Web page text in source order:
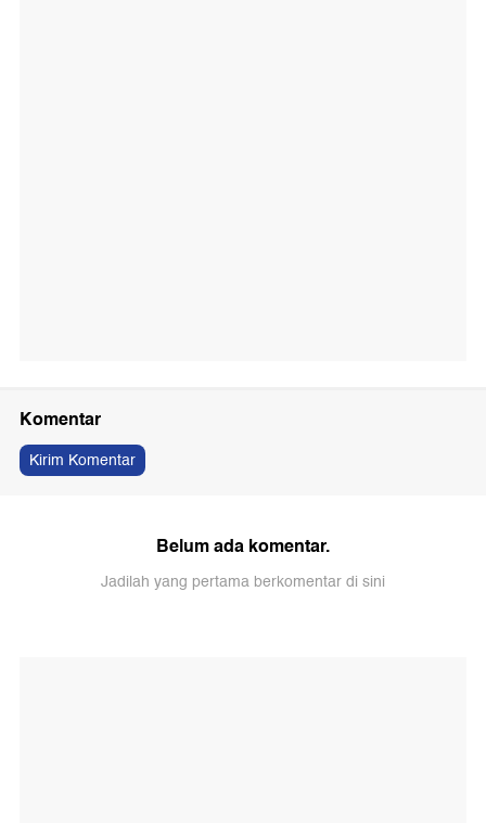
Komentar
Kirim Komentar
Belum ada komentar.
Jadilah yang pertama berkomentar di sini